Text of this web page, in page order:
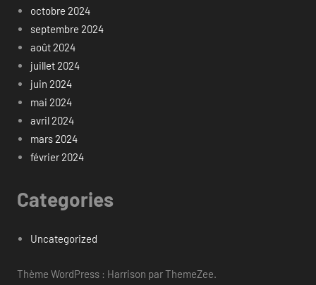
octobre 2024
septembre 2024
août 2024
juillet 2024
juin 2024
mai 2024
avril 2024
mars 2024
février 2024
Categories
Uncategorized
Thème WordPress : Harrison par ThemeZee.